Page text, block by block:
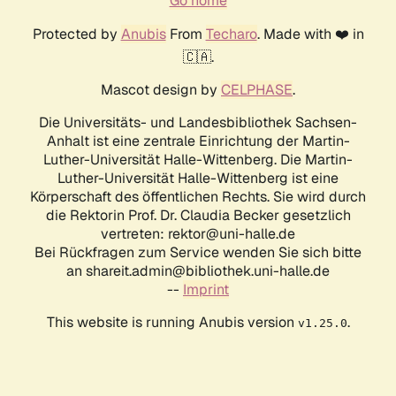
Protected by AnubisFrom Techaro. Made with ❤️ in
🇨🇦.
Mascot design by CELPHASE.
Die Universitäts- und Landesbibliothek Sachsen-
Anhalt ist eine zentrale Einrichtung der Martin-
Luther-Universität Halle-Wittenberg. Die Martin-
Luther-Universität Halle-Wittenberg ist eine
Körperschaft des öffentlichen Rechts. Sie wird durch
die Rektorin Prof. Dr. Claudia Becker gesetzlich
vertreten: rektor@uni-halle.de
Bei Rückfragen zum Service wenden Sie sich bitte
an shareit.admin@bibliothek.uni-halle.de
-- Imprint
This website is running Anubis version v1.25.0.